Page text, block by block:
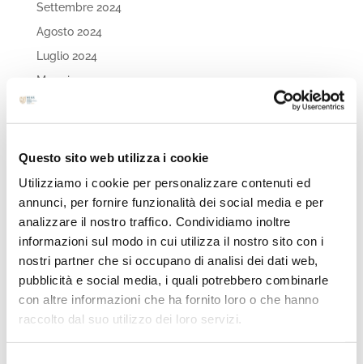
Questo sito web utilizza i cookie
Utilizziamo i cookie per personalizzare contenuti ed
annunci, per fornire funzionalità dei social media e per
analizzare il nostro traffico. Condividiamo inoltre
informazioni sul modo in cui utilizza il nostro sito con i
nostri partner che si occupano di analisi dei dati web,
pubblicità e social media, i quali potrebbero combinarle
con altre informazioni che ha fornito loro o che hanno
raccolto dal suo utilizzo dei loro servizi.
Settembre 2024
Agosto 2024
Luglio 2024
Maggio 2024
Aprile 2024
Febbraio 2024
Dicembre 2023
Settembre 2023
Agosto 2023
Maggio 2023
Aprile 2023
Marzo 2023